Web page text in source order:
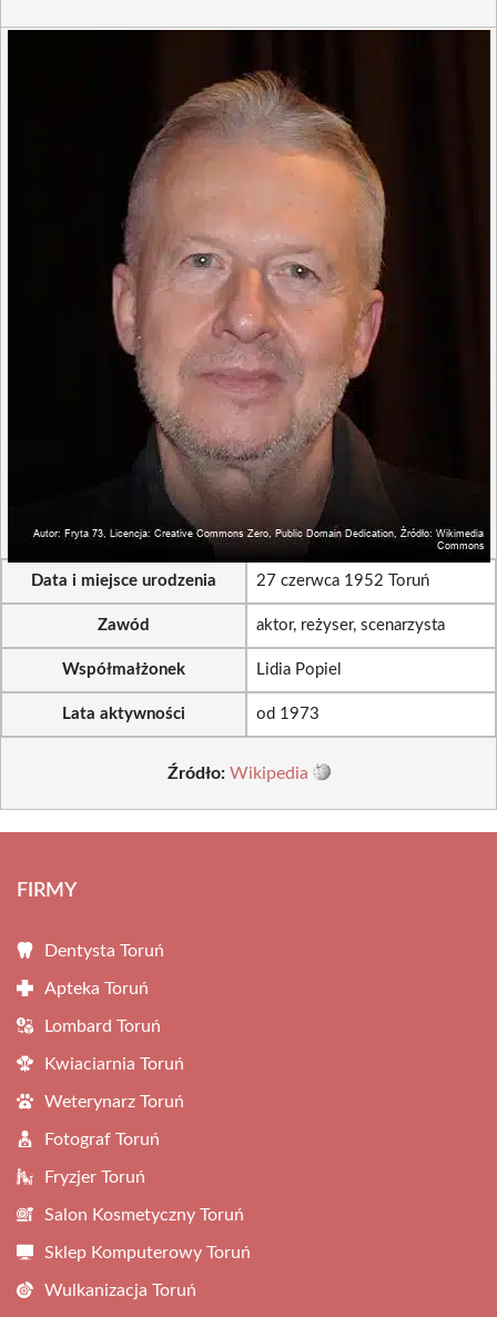
Data i miejsce urodzenia 27 czerwca 1952 Toruń
Zawód aktor, reżyser, scenarzysta
Współmałżonek Lidia Popiel
Lata aktywności od 1973
Źródło: Wikipedia
FIRMY
Dentysta Toruń
Apteka Toruń
Lombard Toruń
Kwiaciarnia Toruń
Weterynarz Toruń
Fotograf Toruń
Fryzjer Toruń
Salon Kosmetyczny Toruń
Sklep Komputerowy Toruń
Wulkanizacja Toruń